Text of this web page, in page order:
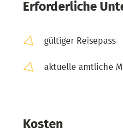
Erforderliche
gültiger Reisepass
aktuelle amtliche
Kosten